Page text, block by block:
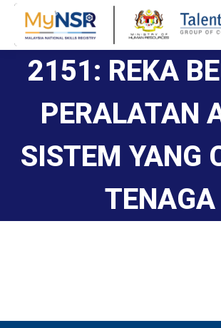
2151: REKA
PERALATAN
SISTEM YANG
TENAGA